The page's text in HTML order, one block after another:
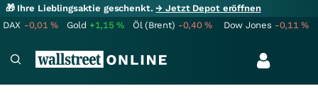
🎁 Ihre Lieblingsaktie geschenkt.→ Jetzt Depot eröffnen
DAX -0,01% Gold +1,15% Öl (Brent) -0,40% Dow Jones -0,11%